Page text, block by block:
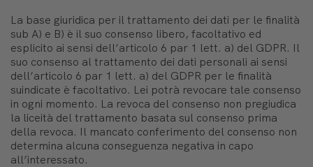
La base giuridica per il trattamento dei dati per le finalità
sub A) e B) è il suo consenso libero, facoltativo ed
esplicito ai sensi dell’articolo 6 par 1 lett. a) del GDPR. Il
suo consenso al trattamento dei dati personali ai sensi
dell’articolo 6 par 1 lett. a) del GDPR per le finalità
suindicate è facoltativo. Lei potrà revocare tale consenso
in ogni momento. La revoca del consenso non pregiudica
la liceità del trattamento basata sul consenso prima
della revoca. Il mancato conferimento del consenso non
determina alcuna conseguenza negativa in capo
all’interessato.